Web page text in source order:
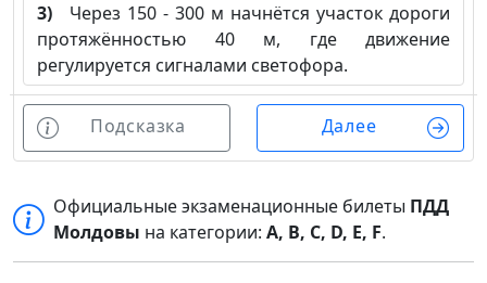
3) Через 150 - 300 м начнётся участок дороги
протяжённостью 40 м, где движение
регулируется сигналами светофора.
Подсказка Далее
Официальные экзаменационные билеты ПДД
Молдовы на категории:A, B, C, D, E, F.